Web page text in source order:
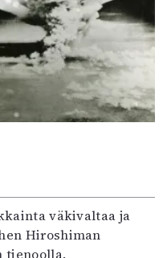
väkivaltaa ja
Hiroshiman
tienoolla.